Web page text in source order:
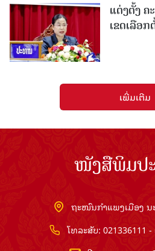
ແຕ່ງຕັ້ງ ຄ
ເຂດເລືອ
ເພີ່ມເຕີມ
ໜັງສືພິມປ
ຖະໜົນກຳແພງເມືອງ ນ
ໂທລະສັບ: 021336111